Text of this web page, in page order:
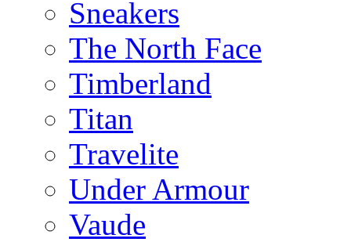
Sneakers
The North Face
Timberland
Titan
Travelite
Under Armour
Vaude